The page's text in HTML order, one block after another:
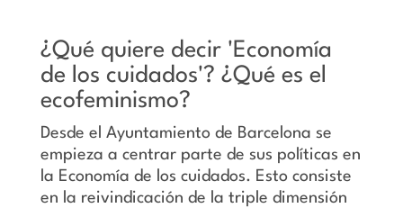
¿Qué quiere decir 'Economía
de los cuidados'? ¿Qué es el
ecofeminismo?
Desde el Ayuntamiento de Barcelona se
empieza a centrar parte de sus políticas en
la Economía de los cuidados. Esto consiste
en la reivindicación de la triple dimensión